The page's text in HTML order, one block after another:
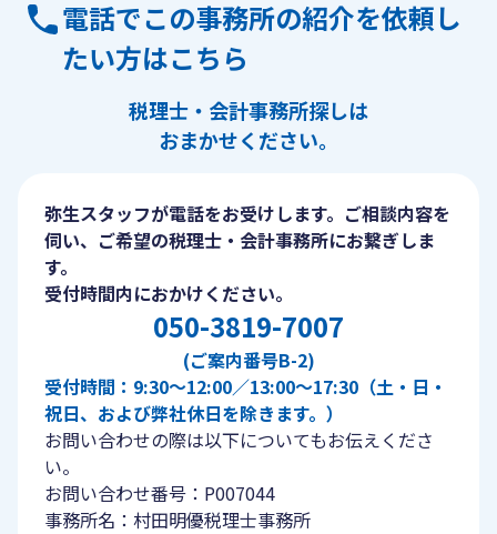
電話でこの事務所の紹介を依頼し
たい方はこちら
税理士・会計事務所探しは
おまかせください。
弥生スタッフが電話をお受けします。ご相談内容を
伺い、ご希望の税理士・会計事務所にお繋ぎしま
す。
受付時間内におかけください。
050-3819-7007
(ご案内番号B-2)
受付時間：9:30〜12:00／13:00〜17:30（土・日・
祝日、および弊社休日を除きます。）
お問い合わせの際は以下についてもお伝えくださ
い。
お問い合わせ番号：P007044
事務所名：村田明優税理士事務所